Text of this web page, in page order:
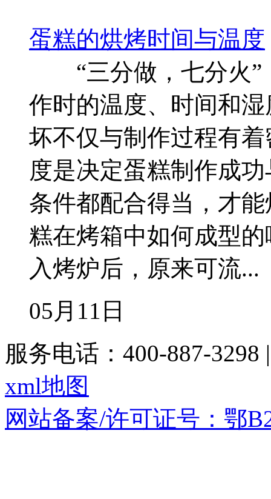
蛋糕的烘烤时间与温度
“三分做，七分火”
作时的温度、时间和
坏不仅与制作过程有
度是决定蛋糕制作成
条件都配合得当，才
糕在烤箱中如何成型
入烤炉后，原来可流...
05月11日
服务电话：400-887-3298
xml地图
网站备案/许可证号：鄂